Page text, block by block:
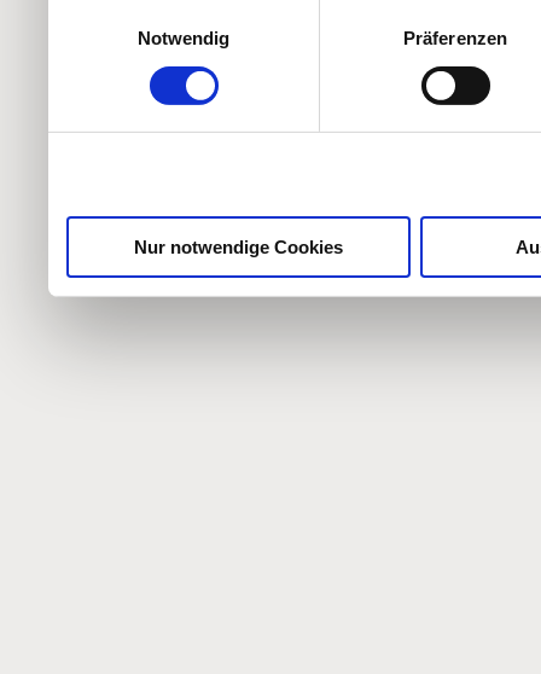
Partner führen diese
weiteren Daten
Notwendig
Präferenzen
Nur notwendige Cookies